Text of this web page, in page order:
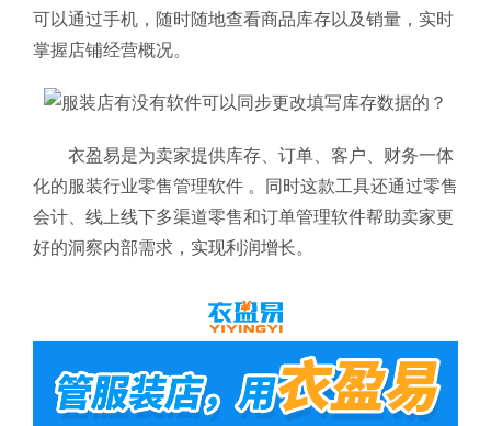
可以通过手机，随时随地查看商品库存以及销量，实时
掌握店铺经营概况。
衣盈易是为卖家提供库存、订单、客户、财务一体
化的服装行业零售管理软件 。同时这款工具还通过零售
会计、线上线下多渠道零售和订单管理软件帮助卖家更
好的洞察内部需求，实现利润增长。